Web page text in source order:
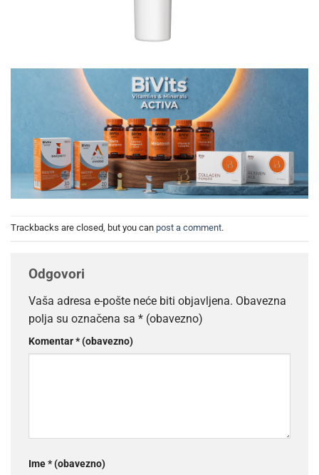
Trackbacks are closed, but you can post a comment.
Odgovori
Vaša adresa e-pošte neće biti objavljena. Obavezna
polja su označena sa * (obavezno)
Komentar* (obavezno)
Ime* (obavezno)